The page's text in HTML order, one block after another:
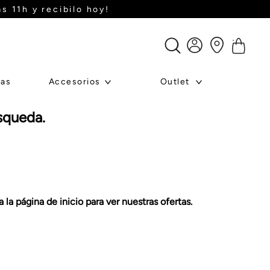
11h y recibilo hoy!
Accesorios Outlet
página de inicio para ver nuestras ofertas.